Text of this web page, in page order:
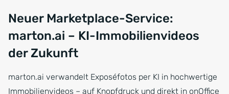
Neuer Marketplace-Service:
marton.ai – KI-Immobilienvideos
der Zukunft
marton.ai verwandelt Exposéfotos per KI in hochwertige
Immobilienvideos – auf Knopfdruck und direkt in onOffice